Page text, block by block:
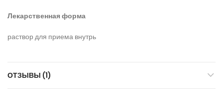
Лекарственная форма
раствор для приема внутрь
ОТЗЫВЫ (1)